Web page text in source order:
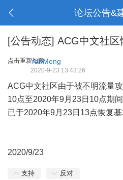
论坛公告&
[公告动态] ACG中文社区
点击重新加载YanMeng
2020-9-23 13:43:26
ACG中文社区由于被不明流量
10点至2020年9月23日10点期
已于2020年9月23日13点恢复基
2020/9/23
支持 反对